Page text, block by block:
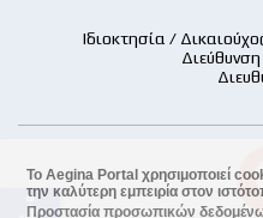
Το Aegina Portal χρησιμοποιεί
την καλύτερη εμπειρία στον
Προστασία προσωπικών
Ιδιοκτησία /